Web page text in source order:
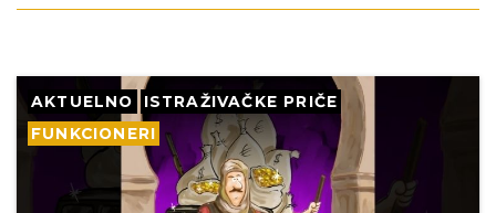
AKTUELNO
ISTRAŽIVAČKE PRIČE
FUNKCIONERI